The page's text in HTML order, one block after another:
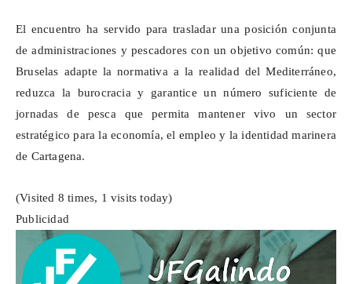
El encuentro ha servido para trasladar una posición conjunta
de administraciones y pescadores con un objetivo común: que
Bruselas adapte la normativa a la realidad del Mediterráneo,
reduzca la burocracia y garantice un número suficiente de
jornadas de pesca que permita mantener vivo un sector
estratégico para la economía, el empleo y la identidad marinera
de Cartagena.
(Visited 8 times, 1 visits today)
Publicidad